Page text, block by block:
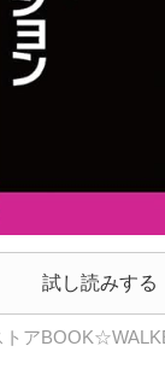
試し読みする
トア